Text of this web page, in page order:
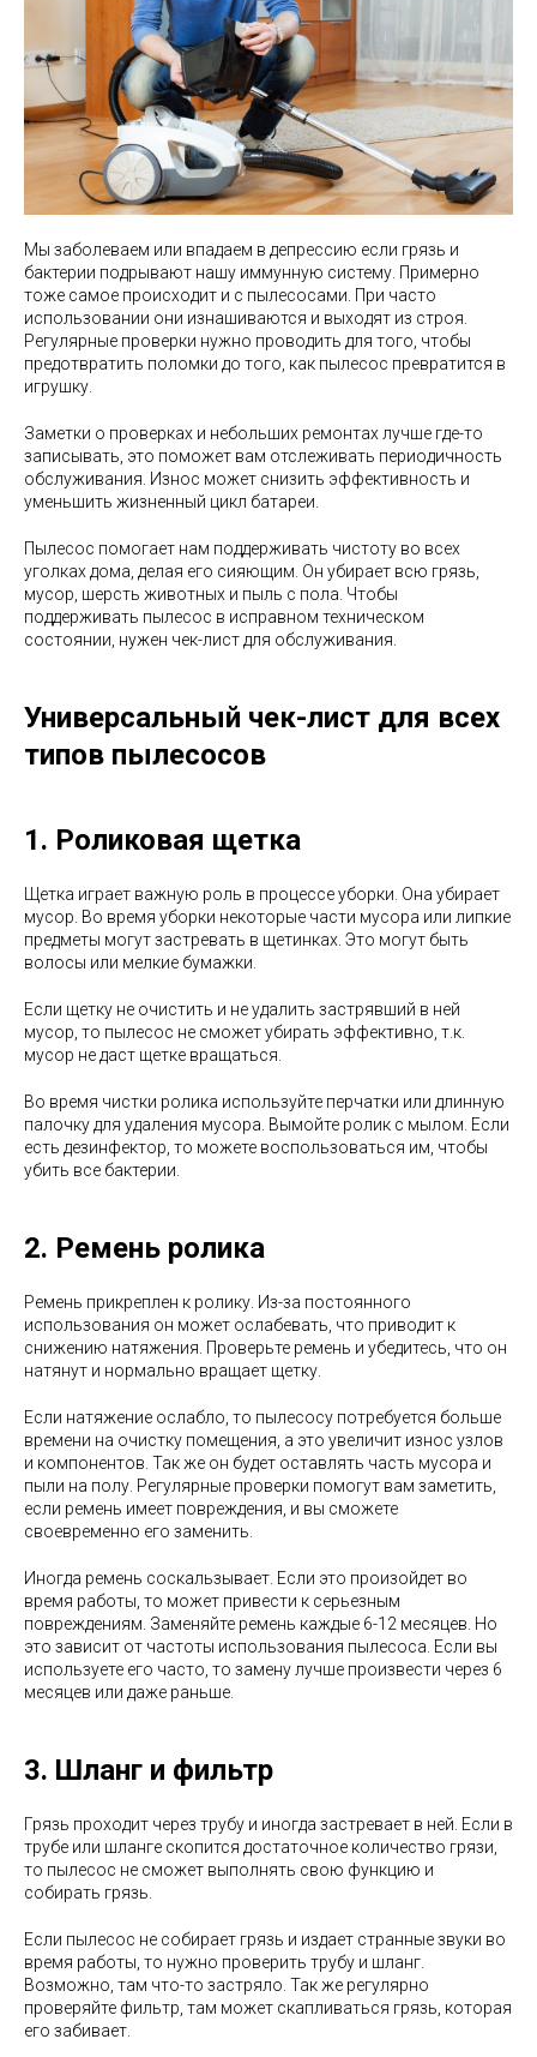
Мы заболеваем или впадаем в депрессию если грязь и
бактерии подрывают нашу иммунную систему. Примерно
тоже самое происходит и с пылесосами. При часто
использовании они изнашиваются и выходят из строя.
Регулярные проверки нужно проводить для того, чтобы
предотвратить поломки до того, как пылесос превратится в
игрушку.
Заметки о проверках и небольших ремонтах лучше где-то
записывать, это поможет вам отслеживать периодичность
обслуживания. Износ может снизить эффективность и
уменьшить жизненный цикл батареи.
Пылесос помогает нам поддерживать чистоту во всех
уголках дома, делая его сияющим. Он убирает всю грязь,
мусор, шерсть животных и пыль с пола. Чтобы
поддерживать пылесос в исправном техническом
состоянии, нужен чек-лист для обслуживания.
Универсальный чек-лист для всех
типов пылесосов
1. Роликовая щетка
Щетка играет важную роль в процессе уборки. Она убирает
мусор. Во время уборки некоторые части мусора или липкие
предметы могут застревать в щетинках. Это могут быть
волосы или мелкие бумажки.
Если щетку не очистить и не удалить застрявший в ней
мусор, то пылесос не сможет убирать эффективно, т.к.
мусор не даст щетке вращаться.
Во время чистки ролика используйте перчатки или длинную
палочку для удаления мусора. Вымойте ролик с мылом. Если
есть дезинфектор, то можете воспользоваться им, чтобы
убить все бактерии.
2. Ремень ролика
Ремень прикреплен к ролику. Из-за постоянного
использования он может ослабевать, что приводит к
снижению натяжения. Проверьте ремень и убедитесь, что он
натянут и нормально вращает щетку.
Если натяжение ослабло, то пылесосу потребуется больше
времени на очистку помещения, а это увеличит износ узлов
и компонентов. Так же он будет оставлять часть мусора и
пыли на полу. Регулярные проверки помогут вам заметить,
если ремень имеет повреждения, и вы сможете
своевременно его заменить.
Иногда ремень соскальзывает. Если это произойдет во
время работы, то может привести к серьезным
повреждениям. Заменяйте ремень каждые 6-12 месяцев. Но
это зависит от частоты использования пылесоса. Если вы
используете его часто, то замену лучше произвести через 6
месяцев или даже раньше.
3. Шланг и фильтр
Грязь проходит через трубу и иногда застревает в ней. Если в
трубе или шланге скопится достаточное количество грязи,
то пылесос не сможет выполнять свою функцию и
собирать грязь.
Если пылесос не собирает грязь и издает странные звуки во
время работы, то нужно проверить трубу и шланг.
Возможно, там что-то застряло. Так же регулярно
проверяйте фильтр, там может скапливаться грязь, которая
его забивает.